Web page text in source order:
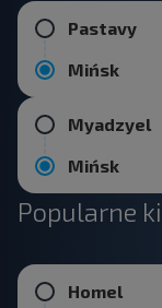
Pastavy
Mińsk
Myadzyel
Mińsk
Popularne
Homel